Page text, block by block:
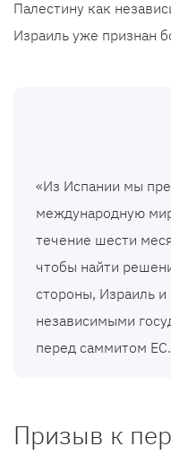
Палестину как
Израиль уже признан
«Из Испании мы
международную
течение шести
чтобы найти
стороны, Израиль
независимыми
перед саммитом ЕС.
Призыв к